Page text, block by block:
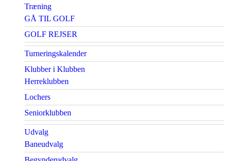
Træning
GÅ TIL GOLF
GOLF REJSER
Turneringskalender
Klubber i Klubben
Herreklubben
Lochers
Seniorklubben
Udvalg
Baneudvalg